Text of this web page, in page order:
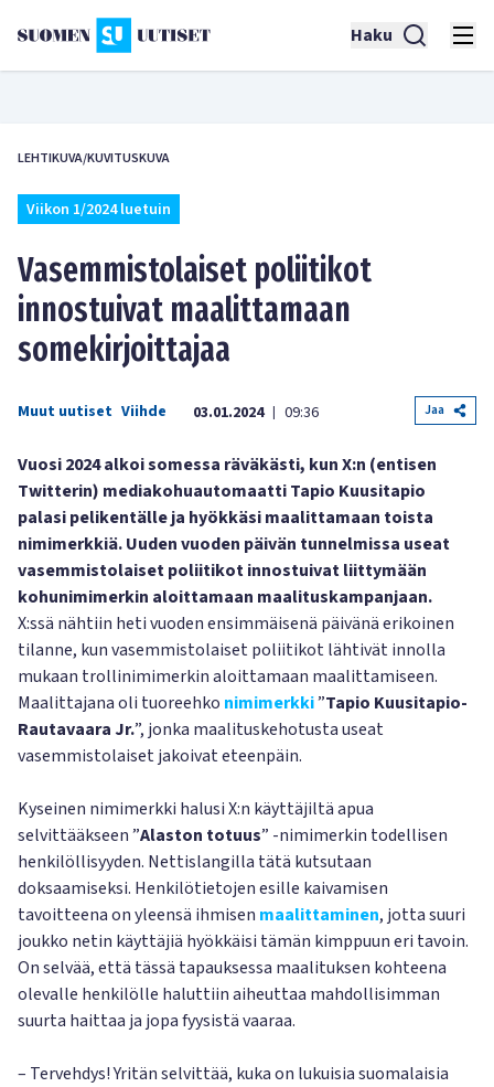
Haku
LEHTIKUVA/KUVITUSKUVA
Viikon 1/2024 luetuin
Vasemmistolaiset poliitikot
innostuivat maalittamaan
somekirjoittajaa
Muut uutiset Viihde 03.01.2024 | 09:36 Jaa
Vuosi 2024 alkoi somessa räväkästi, kun X:n (entisen
Twitterin) mediakohuautomaatti Tapio Kuusitapio
palasi pelikentälle ja hyökkäsi maalittamaan toista
nimimerkkiä. Uuden vuoden päivän tunnelmissa useat
vasemmistolaiset poliitikot innostuivat liittymään
kohunimimerkin aloittamaan maalituskampanjaan.
X:ssä nähtiin heti vuoden ensimmäisenä päivänä erikoinen
tilanne, kun vasemmistolaiset poliitikot lähtivät innolla
mukaan trollinimimerkin aloittamaan maalittamiseen.
Maalittajana oli tuoreehko nimimerkki”Tapio Kuusitapio-
Rautavaara Jr.”, jonka maalituskehotusta useat
vasemmistolaiset jakoivat eteenpäin.
Kyseinen nimimerkki halusi X:n käyttäjiltä apua
selvittääkseen ”Alaston totuus” -nimimerkin todellisen
henkilöllisyyden. Nettislangilla tätä kutsutaan
doksaamiseksi. Henkilötietojen esille kaivamisen
tavoitteena on yleensä ihmisen maalittaminen, jotta suuri
joukko netin käyttäjiä hyökkäisi tämän kimppuun eri tavoin.
On selvää, että tässä tapauksessa maalituksen kohteena
olevalle henkilölle haluttiin aiheuttaa mahdollisimman
suurta haittaa ja jopa fyysistä vaaraa.
– Tervehdys! Yritän selvittää, kuka on lukuisia suomalaisia